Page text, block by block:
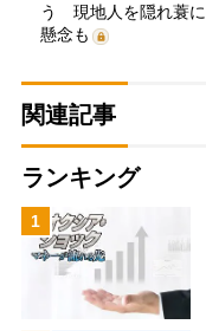
う 現地人を隠れ蓑
懸念も
関連記事
ランキング
1